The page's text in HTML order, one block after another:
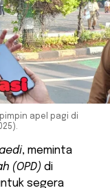
apel pagi di
, meminta
(OPD) di
segera